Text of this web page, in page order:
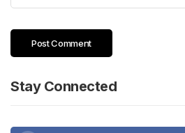
Stay Connected